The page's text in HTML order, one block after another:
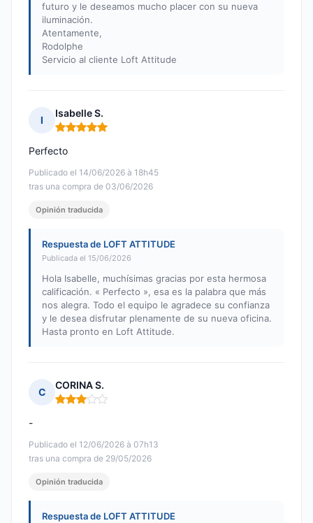
futuro y le deseamos mucho placer con su nueva
iluminación.
Atentamente,
Rodolphe
Servicio al cliente Loft Attitude
I
Isabelle S.
Nota: 5 de 5
Publicado el 14/06/2026 à 18h45
tras una compra de 03/06/2026
Perfecto
Opinión traducida
Respuesta de LOFT ATTITUDE
Publicada el 15/06/2026
Hola Isabelle, muchísimas gracias por esta hermosa
calificación. « Perfecto », esa es la palabra que más
nos alegra. Todo el equipo le agradece su confianza
y le desea disfrutar plenamente de su nueva oficina.
Hasta pronto en Loft Attitude.
C
CORINA S.
Nota: 3 de 5
Publicado el 12/06/2026 à 07h13
tras una compra de 29/05/2026
-
Opinión traducida
Respuesta de LOFT ATTITUDE